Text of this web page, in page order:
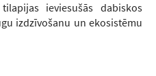
ieviesušās dabiskos
izdzīvošanu un ekosistēmu